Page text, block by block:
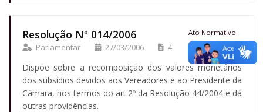
Resolução Nº 014/2006 Ato Normativo
Parlamentar 27/03/2006 4
Dispõe sobre a recomposição dos valores monetários
dos subsídios devidos aos Vereadores e ao Presidente da
Câmara, nos termos do art.2º da Resolução 44/2004 e dá
outras providências.